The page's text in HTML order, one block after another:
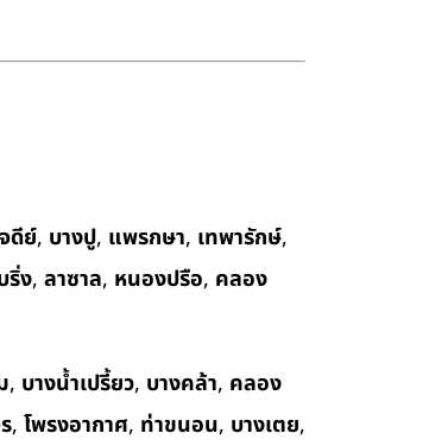
ดีย์, บางปู, แพรกษา, เทพารักษ์,
ริ่ง, ลาซาล, หนองปรือ, คลอง
, บางน้ำเปรี้ยว, บางคล้า, คลอง
, โพรงอากาศ, ท่าขนอน, บางเตย,